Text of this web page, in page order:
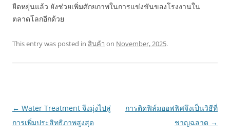
ยืดหยุ่นแล้ว ยังช่วยเพิ่มศักยภาพในการแข่งขันของโรงงานใน
ตลาดโลกอีกด้วย
This entry was posted in สินค้า on November, 2025.
Post
navigation
← Water Treatment จึงมุ่งไปสู่
การเพิ่มประสิทธิภาพสูงสุด
การติดฟิล์มออฟฟิศจึงเป็นวิธีที่
ชาญฉลาด →